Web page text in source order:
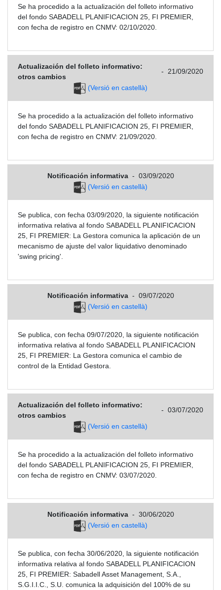
Se ha procedido a la actualización del folleto informativo
del fondo SABADELL PLANIFICACION 25, FI PREMIER,
con fecha de registro en CNMV: 02/10/2020.
Actualización del folleto informativo:
otros cambios
- 21/09/2020
(Versió en castellà)
Se ha procedido a la actualización del folleto informativo
del fondo SABADELL PLANIFICACION 25, FI PREMIER,
con fecha de registro en CNMV: 21/09/2020.
Notificación informativa - 03/09/2020
(Versió en castellà)
Se publica, con fecha 03/09/2020, la siguiente notificación
informativa relativa al fondo SABADELL PLANIFICACION
25, FI PREMIER: La Gestora comunica la aplicación de un
mecanismo de ajuste del valor liquidativo denominado
'swing pricing'.
Notificación informativa - 09/07/2020
(Versió en castellà)
Se publica, con fecha 09/07/2020, la siguiente notificación
informativa relativa al fondo SABADELL PLANIFICACION
25, FI PREMIER: La Gestora comunica el cambio de
control de la Entidad Gestora.
Actualización del folleto informativo:
otros cambios
- 03/07/2020
(Versió en castellà)
Se ha procedido a la actualización del folleto informativo
del fondo SABADELL PLANIFICACION 25, FI PREMIER,
con fecha de registro en CNMV: 03/07/2020.
Notificación informativa - 30/06/2020
(Versió en castellà)
Se publica, con fecha 30/06/2020, la siguiente notificación
informativa relativa al fondo SABADELL PLANIFICACION
25, FI PREMIER: Sabadell Asset Management, S.A.,
S.G.I.I.C., S.U. comunica la adquisición del 100% de su